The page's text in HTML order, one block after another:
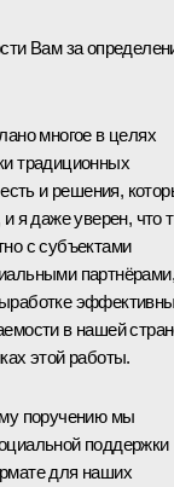
Вам за
многое в целях
традиционных
и решения,
я даже уверен, что
с субъектами
партнёрами,
в нашей
этой работы.
поручению мы
поддержки
для наших